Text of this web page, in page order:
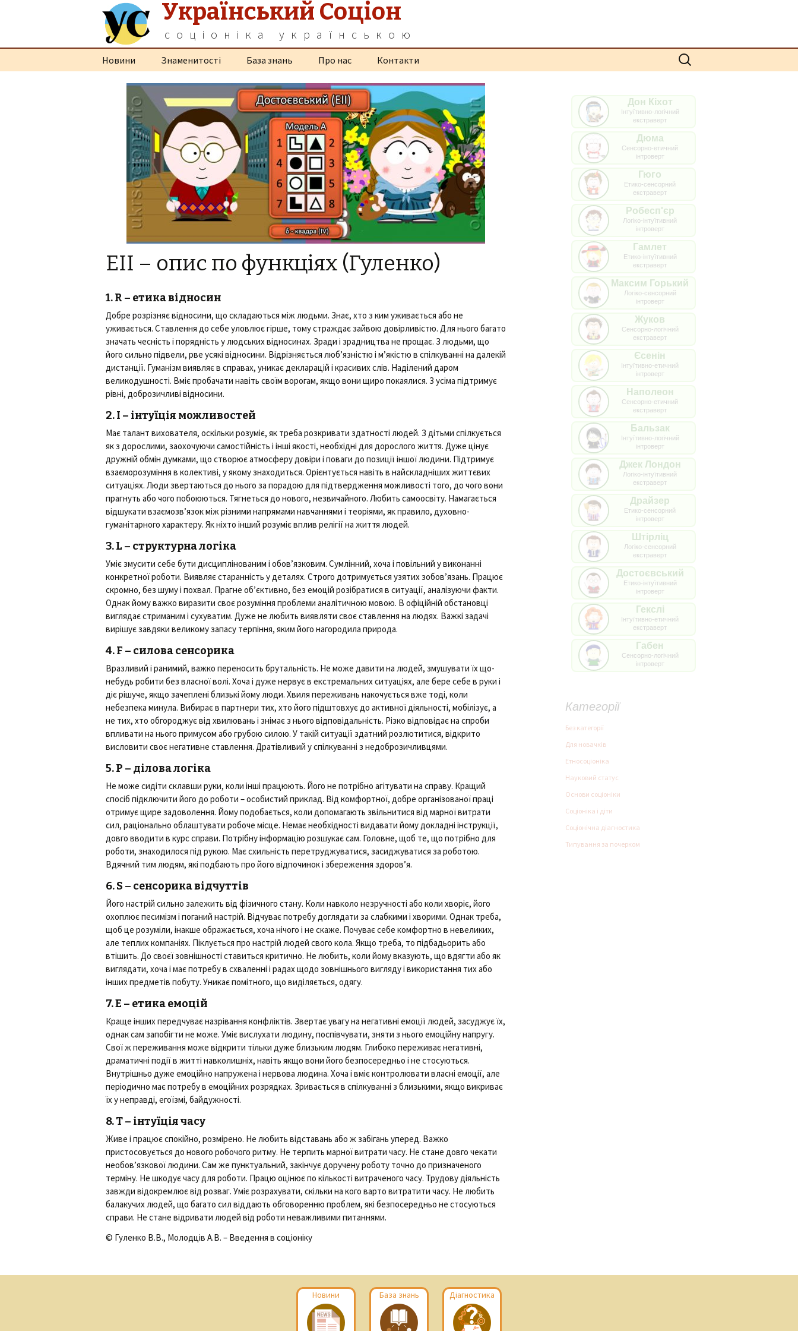
Український Соціон
соціоніка українською
Перейти
контенту
Новини Знаменитості База знань Про нас Контакти Пошук:
ЕІІ – опис по функціях (Гуленко)
1. R – етика відносин
Добре розрізняє відносини, що складаються між людьми. Знає, хто з ким уживається або не
уживається. Ставлення до себе уловлює гірше, тому страждає зайвою довірливістю. Для нього багато
значать чесність і порядність у людських відносинах. Зради і зрадництва не прощає. З людьми, що
його сильно підвели, рве усякі відносини. Відрізняється люб’язністю і м’якістю в спілкуванні на далекій
дистанції. Гуманізм виявляє в справах, уникає декларацій і красивих слів. Наділений даром
великодушності. Вміє пробачати навіть своїм ворогам, якщо вони щиро покаялися. З усіма підтримує
рівні, доброзичливі відносини.
2. I – інтуїція можливостей
Має талант вихователя, оскільки розуміє, як треба розкривати здатності людей. З дітьми спілкується
як з дорослими, заохочуючи самостійність і інші якості, необхідні для дорослого життя. Дуже цінує
дружній обмін думками, що створює атмосферу довіри і поваги до позиції іншої людини. Підтримує
взаєморозуміння в колективі, у якому знаходиться. Орієнтується навіть в найскладніших життєвих
ситуаціях. Люди звертаються до нього за порадою для підтвердження можливості того, до чого вони
прагнуть або чого побоюються. Тягнеться до нового, незвичайного. Любить самоосвіту. Намагається
відшукати взаємозв’язок між різними напрямами навчаннями і теоріями, як правило, духовно-
гуманітарного характеру. Як ніхто інший розуміє вплив релігії на життя людей.
3. L – структурна логіка
Уміє змусити себе бути дисциплінованим і обов’язковим. Сумлінний, хоча і повільний у виконанні
конкретної роботи. Виявляє старанність у деталях. Строго дотримується узятих зобов’язань. Працює
скромно, без шуму і похвал. Прагне об’єктивно, без емоцій розібратися в ситуації, аналізуючи факти.
Однак йому важко виразити своє розуміння проблеми аналітичною мовою. В офіційній обстановці
виглядає стриманим і сухуватим. Дуже не любить виявляти своє ставлення на людях. Важкі задачі
вирішує завдяки великому запасу терпіння, яким його нагородила природа.
4. F – силова сенсорика
Вразливий і ранимий, важко переносить брутальність. Не може давити на людей, змушувати їх що-
небудь робити без власної волі. Хоча і дуже нервує в екстремальних ситуаціях, але бере себе в руки і
діє рішуче, якщо зачеплені близькі йому люди. Хвиля переживань накочується вже тоді, коли
небезпека минула. Вибирає в партнери тих, хто його підштовхує до активної діяльності, мобілізує, а
не тих, хто обгороджує від хвилювань і знімає з нього відповідальність. Різко відповідає на спроби
впливати на нього примусом або грубою силою. У такій ситуації здатний розлютитися, відкрито
висловити своє негативне ставлення. Дратівливий у спілкуванні з недоброзичливцями.
5. Р – ділова логіка
Не може сидіти склавши руки, коли інші працюють. Його не потрібно агітувати на справу. Кращий
спосіб підключити його до роботи – особистий приклад. Від комфортної, добре організованої праці
отримує щире задоволення. Йому подобається, коли допомагають звільнитися від марної витрати
сил, раціонально облаштувати робоче місце. Немає необхідності видавати йому докладні інструкції,
довго вводити в курс справи. Потрібну інформацію розшукає сам. Головне, щоб те, що потрібно для
роботи, знаходилося під рукою. Має схильність перетруджуватися, засиджуватися за роботою.
Вдячний тим людям, які подбають про його відпочинок і збереження здоров’я.
6. S – сенсорика відчуттів
Його настрій сильно залежить від фізичного стану. Коли навколо незручності або коли хворіє, його
охоплює песимізм і поганий настрій. Відчуває потребу доглядати за слабкими і хворими. Однак треба,
щоб це розуміли, інакше ображається, хоча нічого і не скаже. Почуває себе комфортно в невеликих,
але теплих компаніях. Піклується про настрій людей свого кола. Якщо треба, то підбадьорить або
втішить. До своєї зовнішності ставиться критично. Не любить, коли йому вказують, що вдягти або як
виглядати, хоча і має потребу в схваленні і радах щодо зовнішнього вигляду і використання тих або
інших предметів побуту. Уникає помітного, що виділяється, одягу.
7. Е – етика емоцій
Краще інших передчуває назрівання конфліктів. Звертає увагу на негативні емоції людей, засуджує їх,
однак сам запобігти не може. Уміє вислухати людину, поспівчувати, зняти з нього емоційну напругу.
Свої ж переживання може відкрити тільки дуже близьким людям. Глибоко переживає негативні,
драматичні події в житті навколишніх, навіть якщо вони його безпосередньо і не стосуються.
Внутрішньо дуже емоційно напружена і нервова людина. Хоча і вміє контролювати власні емоції, але
періодично має потребу в емоційних розрядках. Зривається в спілкуванні з близькими, якщо викриває
їх у неправді, егоїзмі, байдужності.
8. Т – інтуїція часу
Живе і працює спокійно, розмірено. Не любить відставань або ж забігань уперед. Важко
пристосовується до нового робочого ритму. Не терпить марної витрати часу. Не стане довго чекати
необов’язкової людини. Сам же пунктуальний, закінчує доручену роботу точно до призначеного
терміну. Не шкодує часу для роботи. Працю оцінює по кількості витраченого часу. Трудову діяльність
завжди відокремлює від розваг. Уміє розрахувати, скільки на кого варто витратити часу. Не любить
балакучих людей, що багато сил віддають обговоренню проблем, які безпосередньо не стосуються
справи. Не стане відривати людей від роботи неважливими питаннями.
© Гуленко В.В., Молодців А.В. – Введення в соціоніку
Дон Кіхот
Інтуїтивно-логічний
екстраверт
Дюма
Сенсорно-етичний
інтроверт
Гюго
Етико-сенсорний
екстраверт
Робесп'єр
Логіко-інтуїтивний
інтроверт
Гамлет
Етико-інтуїтивний
екстраверт
Максим Горький
Логіко-сенсорний
інтроверт
Жуков
Сенсорно-логічний
екстраверт
Єсенін
Інтуїтивно-етичний
інтроверт
Наполеон
Сенсорно-етичний
екстраверт
Бальзак
Інтуїтивно-логічний
інтроверт
Джек Лондон
Логіко-інтуїтивний
екстраверт
Драйзер
Етико-сенсорний
інтроверт
Штірліц
Логіко-сенсорний
екстраверт
Достоєвський
Етико-інтуїтивний
інтроверт
Гекслі
Інтуїтивно-етичний
екстраверт
Габен
Сенсорно-логічний
інтроверт
Категорії
Без категорії
Для новачків
Етносоціоніка
Науковий статус
Основи соціоніки
Соціоніка і діти
Соціонічна діагностика
Типування за почерком
Новини База знань Діагностика